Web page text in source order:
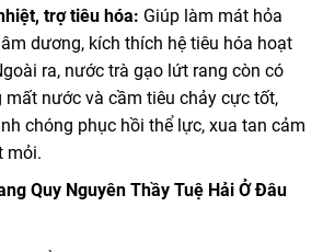
trợ tiêu hóa: Giúp làm mát hỏa
dương, kích thích hệ tiêu hóa hoạt
ra, nước trà gạo lứt rang còn có
mất nước và cầm tiêu chảy cực tốt,
chóng phục hồi thể lực, xua tan cảm
mỏi.
Quy Nguyên Thầy Tuệ Hải Ở Đâu